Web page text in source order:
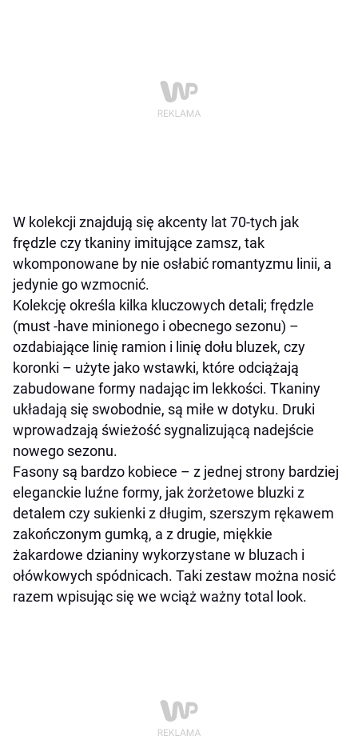
W kolekcji znajdują się akcenty lat 70-tych jak
frędzle czy tkaniny imitujące zamsz, tak
wkomponowane by nie osłabić romantyzmu linii, a
jedynie go wzmocnić.
Kolekcję określa kilka kluczowych detali; frędzle
(must -have minionego i obecnego sezonu) –
ozdabiające linię ramion i linię dołu bluzek, czy
koronki – użyte jako wstawki, które odciążają
zabudowane formy nadając im lekkości. Tkaniny
układają się swobodnie, są miłe w dotyku. Druki
wprowadzają świeżość sygnalizującą nadejście
nowego sezonu.
Fasony są bardzo kobiece – z jednej strony bardziej
eleganckie luźne formy, jak żorżetowe bluzki z
detalem czy sukienki z długim, szerszym rękawem
zakończonym gumką, a z drugie, miękkie
żakardowe dzianiny wykorzystane w bluzach i
ołówkowych spódnicach. Taki zestaw można nosić
razem wpisując się we wciąż ważnytotal look.